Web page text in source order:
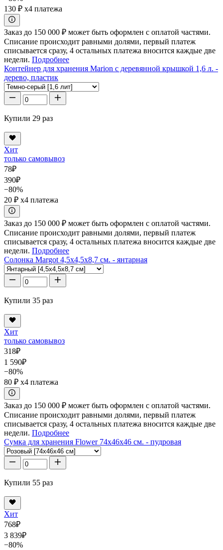
130 ₽ x4 платежа
Заказ до 150 000 ₽ может быть оформлен с оплатой частями.
Списание происходит равными долями, первый платеж
списывается сразу, 4 остальных платежа вносится каждые две
недели. Подробнее
Контейнер для хранения Marion с деревянной крышкой 1,6 л. -
дерево, пластик
Купили 29 раз
Хит
только самовывоз
78₽
390₽
−80%
20 ₽ x4 платежа
Заказ до 150 000 ₽ может быть оформлен с оплатой частями.
Списание происходит равными долями, первый платеж
списывается сразу, 4 остальных платежа вносится каждые две
недели. Подробнее
Солонка Margot 4,5x4,5x8,7 см. - янтарная
Купили 35 раз
Хит
только самовывоз
318₽
1 590₽
−80%
80 ₽ x4 платежа
Заказ до 150 000 ₽ может быть оформлен с оплатой частями.
Списание происходит равными долями, первый платеж
списывается сразу, 4 остальных платежа вносится каждые две
недели. Подробнее
Сумка для хранения Flower 74x46x46 см. - пудровая
Купили 55 раз
Хит
768₽
3 839₽
−80%